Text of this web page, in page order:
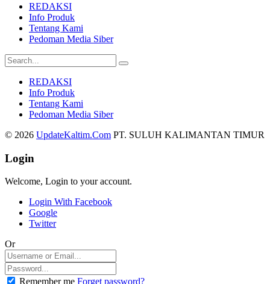
REDAKSI
Info Produk
Tentang Kami
Pedoman Media Siber
REDAKSI
Info Produk
Tentang Kami
Pedoman Media Siber
© 2026 UpdateKaltim.Com PT. SULUH KALIMANTAN TIMUR
Login
Welcome, Login to your account.
Login With Facebook
Google
Twitter
Or
Remember me Forget password?